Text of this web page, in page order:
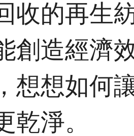
收的再生
創造經濟
想想如何
乾淨。